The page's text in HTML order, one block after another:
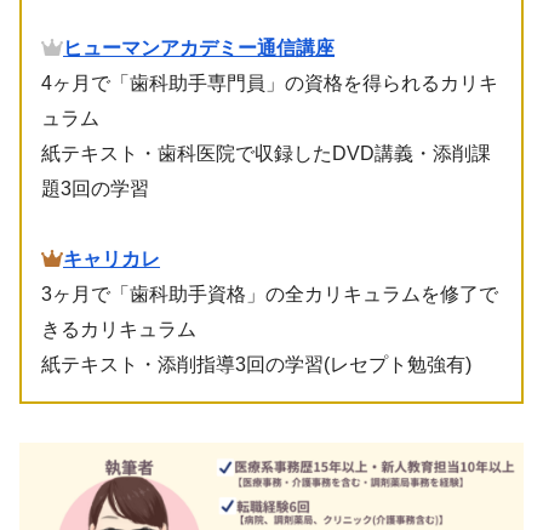
ヒューマンアカデミー通信講座
4ヶ月で「歯科助手専門員」の資格を得られるカリキ
ュラム
紙テキスト・歯科医院で収録したDVD講義・添削課
題3回の学習
キャリカレ
3ヶ月で「歯科助手資格」の全カリキュラムを修了で
きるカリキュラム
紙テキスト・添削指導3回の学習(レセプト勉強有)